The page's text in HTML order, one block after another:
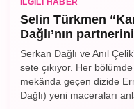
İLGILI HABER
Selin Türkmen
Dağlı’nın
Serkan Dağlı ve Anıl
sete çıkıyor. Her
mekânda geçen dizide
Dağlı) yeni maceraları